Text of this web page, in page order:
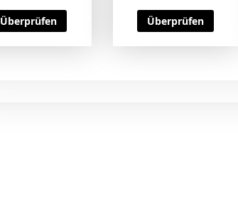
Überprüfen Überprüfen